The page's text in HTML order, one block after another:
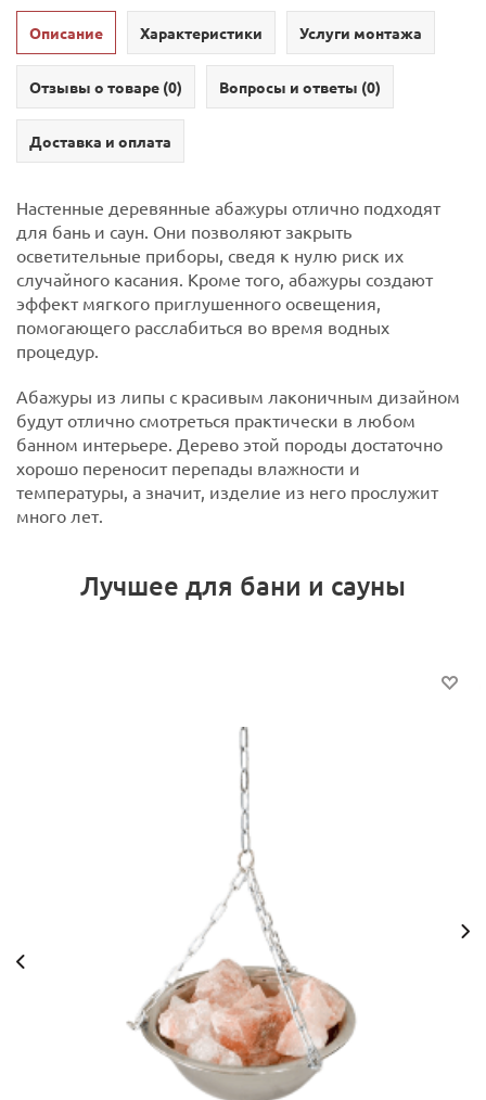
Описание Характеристики Услуги монтажа
Отзывы о товаре (0) Вопросы и ответы (0)
Доставка и оплата
Настенные деревянные абажуры отлично подходят
для бань и саун. Они позволяют закрыть
осветительные приборы, сведя к нулю риск их
случайного касания. Кроме того, абажуры создают
эффект мягкого приглушенного освещения,
помогающего расслабиться во время водных
процедур.
Абажуры из липы с красивым лаконичным дизайном
будут отлично смотреться практически в любом
банном интерьере. Дерево этой породы достаточно
хорошо переносит перепады влажности и
температуры, а значит, изделие из него прослужит
много лет.
Лучшее для бани и сауны